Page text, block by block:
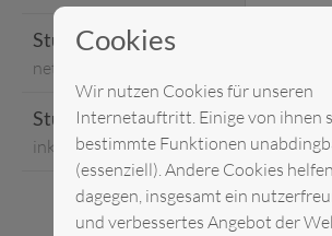
Stückpreis
netto
Stückpreis
inkl. MwSt.
Cookies
Wir nutzen Cookies für unseren
Internetauftritt. Einige von ihnen
bestimmte Funktionen
(essenziell). Andere Cookies
dagegen, insgesamt ein
und verbessertes Angebot der